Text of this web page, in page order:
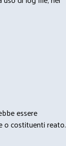
essere
o costituenti reato.